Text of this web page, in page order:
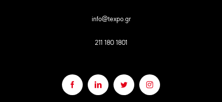
info@texpo.gr
211 180 1801